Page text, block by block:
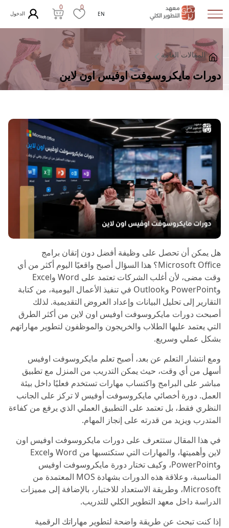
EN
0
0
الدخول
المقالات العامة
دورات مايكروسوفت اوفيس اون لاين
هل يمكن أن تحصل على وظيفة أفضل دون إتقان برامج
Microsoft Office؟ هذا السؤال أصبح واقعيًا اليوم أكثر من أي
وقت مضى، لأن أغلب الشركات تعتمد على Word وExcel
وPowerPoint وOutlook في تنفيذ الأعمال اليومية، من كتابة
التقارير إلى تحليل البيانات وإعداد العروض التقديمية. لذلك
أصبحت دورات مايكروسوفت اوفيس اون لاين من أكثر الطرق
التي يعتمد عليها الطلاب والخريجون والموظفون لتطوير مهاراتهم
بشكل عملي وسريع.
ومع انتشار التعلم عن بعد، أصبح تعلم مايكروسوفت اوفيس
أسهل من أي وقت، حيث يمكن التدريب من المنزل مع تطبيق
مباشر على البرامج واكتساب مهارات تستخدم فعليًا داخل بيئة
العمل. دورة أخصائي مايكروسوفت أوفيس لا تركز على الجانب
النظري فقط، بل تعتمد على التطبيق العملي الذي يرفع من كفاءة
المتدرب ويزيد من قدرته على إنجاز المهام.
في هذا المقال ستتعرف على دورات مايكروسوفت اوفيس اون
لاين وأهميتها، والمهارات التي ستكتسبها من Word وExcel
وPowerPoint، وكيف تختار دورة مايكروسوفت اوفيس
المناسبة، وعلاقة هذه الدورات بشهادة MOS المعتمدة من
Microsoft، وطريقة الاستعداد للاختبار، بالإضافة إلى مميزات
الدراسة داخل معهد التطوير الكلي للتدريب.
إذا كنت تبحث عن طريقة واضحة لتطوير مهاراتك الرقمية